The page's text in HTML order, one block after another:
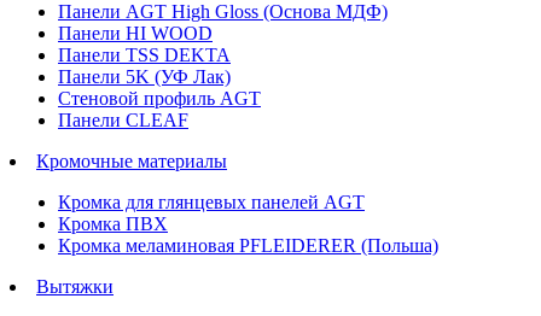
Панели AGT High Gloss (Основа МДФ)
Панели HI WOOD
Панели TSS DEKTA
Панели 5K (УФ Лак)
Стеновой профиль AGT
Панели CLEAF
Кромочные материалы
Кромка для глянцевых панелей AGT
Кромка ПВХ
Кромка меламиновая PFLEIDERER (Польша)
Вытяжки